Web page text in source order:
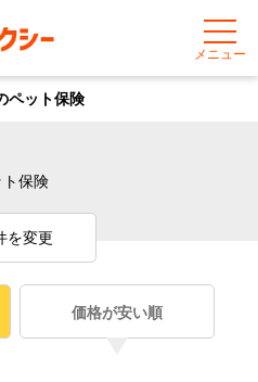
メニュー
ペット保険
ト保険
を変更
価格が安い順